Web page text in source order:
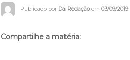
Publicado por Da Redaçãoem 03/09/2019
Compartilhe a matéria: